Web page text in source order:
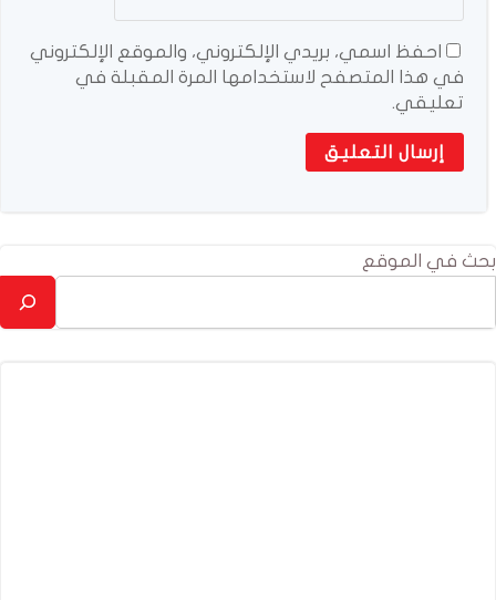
احفظ اسمي، بريدي الإلكتروني، والموقع الإلكتروني
في هذا المتصفح لاستخدامها المرة المقبلة في
تعليقي.
بحث في الموقع